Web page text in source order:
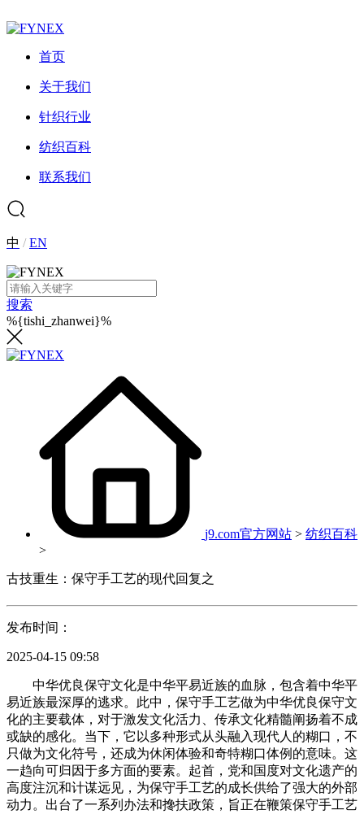
首页
关于我们
针织行业
纺织百科
联系我们
中 /EN
搜索
%{tishi_zhanwei}%
j9.com官方网站 > 纺织百科
>
古技重生：保守手工艺的现代回复之
发布时间：
2025-04-15 09:58
中华优良保守文化是中华平易近族的血脉，包含着中华平
易近族最深厚的逃求。此中，保守手工艺做为中华优良保守文
化的主要载体，对于激发文化活力、传承文化精髓阐扬着不成
或缺的感化。当下，它以多种形式从头融入现代人的糊口，不
只做为文化符号，还成为休闲体验和奇特糊口体例的意味。这
一趋向可归因于多方面的要素。起首，党和国度对文化遗产的
高度注沉和计谋远见，为保守手工艺的成长供给了强大的外部
动力。出台了一系列办法和搀扶政策，旨正在鞭策保守手工艺